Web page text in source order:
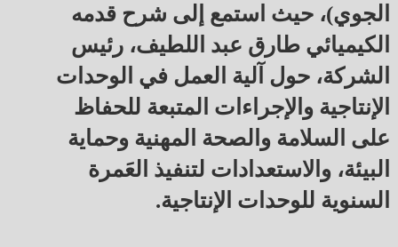
الجوي)، حيث استمع إلى شرح قدمه
الكيميائي طارق عبد اللطيف، رئيس
الشركة، حول آلية العمل في الوحدات
الإنتاجية والإجراءات المتبعة للحفاظ
على السلامة والصحة المهنية وحماية
البيئة، والاستعدادات لتنفيذ العَمرة
السنوية للوحدات الإنتاجية.